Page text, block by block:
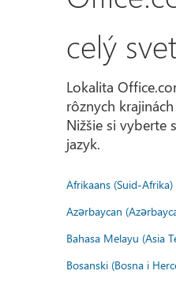
celý svet
Lokalita
rôznych
Nižšie si vyberte
jazyk.
Afrikaans (Suid-Afrika)
Azərbaycan
Bahasa Melayu (Asia
Bosanski (Bosna i